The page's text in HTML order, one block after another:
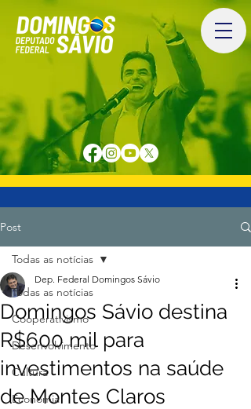
Post
Todas as notícias
Cooperativismo
Desenvolvimento
Cultura
Economia
Todas as notícias
Domingos Sávio destina
R$600 mil para
investimentos na saúde
de Montes Claros
Dep. Federal Domingos Sávio